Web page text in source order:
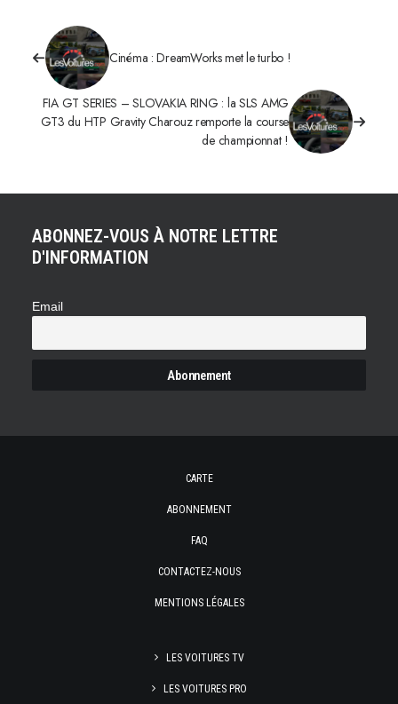
Cinéma : DreamWorks met le turbo !
FIA GT SERIES – SLOVAKIA RING : la SLS AMG
GT3 du HTP Gravity Charouz remporte la course
de championnat !
ABONNEZ-VOUS À NOTRE LETTRE
D'INFORMATION
Email
CARTE
ABONNEMENT
FAQ
CONTACTEZ-NOUS
MENTIONS LÉGALES
LES VOITURES TV
LES VOITURES PRO